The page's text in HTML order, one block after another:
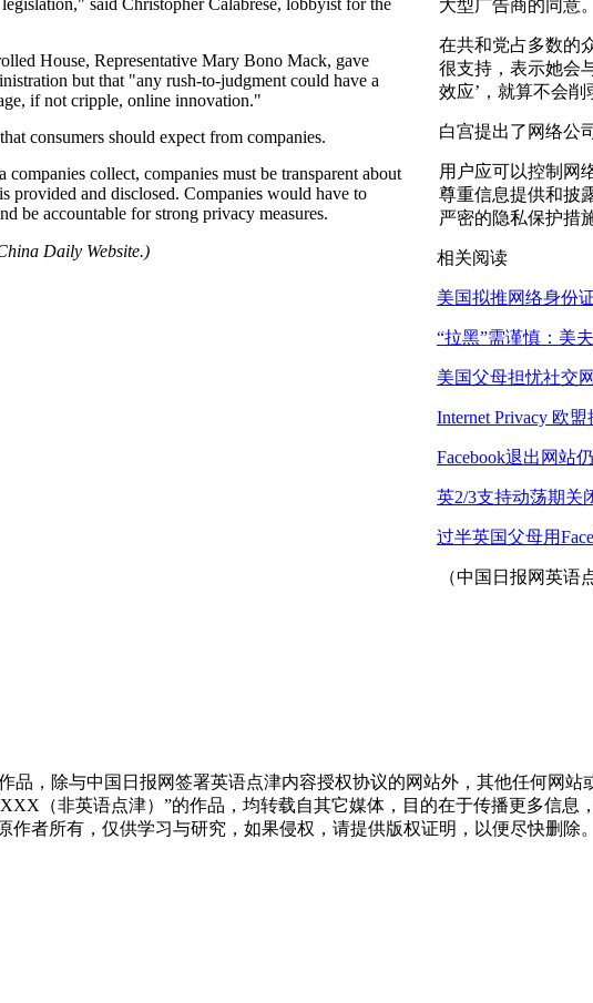
said Christopher Calabrese, lobbyist for the
House, Representative Mary Bono Mack, gave
but that "any rush-to-judgment could have a
if not cripple, online innovation."
consumers should expect from companies.
collect, companies must be transparent about
provided and disclosed. Companies would have to
be accountable for strong privacy measures.
Daily Website.)
大型广告商的同意
在共和党占多数的
很支持，表示她会
效应’，就算不会
白宫提出了网络公
用户应可以控制网
尊重信息提供和披
严密的隐私保护措
相关阅读
美国拟推网络身份
“拉黑”需谨慎：美
美国父母担忧社交
Internet Privacy 欧
Facebook退出网站
英2/3支持动荡期关
过半英国父母用
（中国日报网英语
品，除与中国日报网签署英语点津内容授权协议的网站外，其他任何网
（非英语点津）”的作品，均转载自其它媒体，目的在于传播更多信
者所有，仅供学习与研究，如果侵权，请提供版权证明，以便尽快删除。